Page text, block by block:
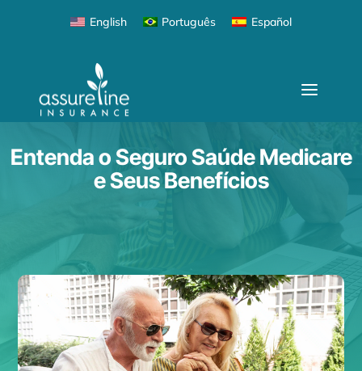
English Português Español
Entenda o Seguro Saúde Medicare
e Seus Benefícios